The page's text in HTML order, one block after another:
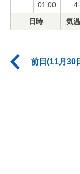
01:00
日時 気
前日(11月30